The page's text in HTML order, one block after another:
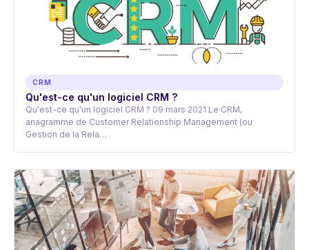
CRM
Qu'est-ce qu'un logiciel CRM ?
Qu'est-ce qu'un logiciel CRM ? 09 mars 2021 Le CRM,
anagramme de Customer Relationship Management (ou
Gestion de la Rela…